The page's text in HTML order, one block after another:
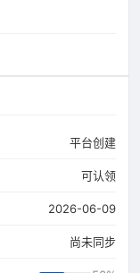
平台创建
可认领
2026-06-09
尚未同步